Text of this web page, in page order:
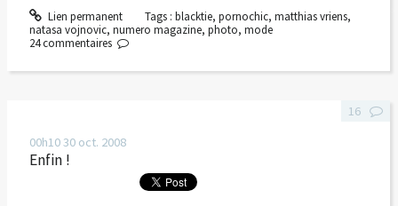
Lien permanent Tags : blacktie, pornochic, matthias vriens,
natasa vojnovic, numero magazine, photo, mode
24 commentaires
00h1030 oct. 2008
Enfin !
16